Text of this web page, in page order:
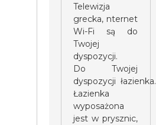
Telewizja
grecka, nternet
Wi-Fi są do
Twojej
dyspozycji.
Do Twojej
dyspozycji łazienka.
Łazienka
wyposażona
jest w prysznic,